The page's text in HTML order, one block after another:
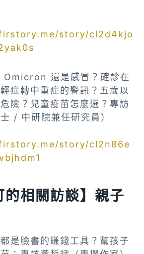
story/cl2d4kjo
Omicron 還是感冒？確診在
症轉中重症的警訊？五歲以
險？兒童疫苗怎麼選？專訪
/ 中研院兼任研究員）
story/cl2n86e
的相關訪談】親子
是臉書的賺錢工具？幫孩子